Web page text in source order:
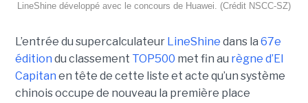
LineShine développé avec le concours de Huawei. (Crédit NSCC‑SZ)
L’entrée du supercalculateur LineShine dans la 67e
édition du classement TOP500 met fin au règne d’El
Capitan en tête de cette liste et acte qu’un système
chinois occupe de nouveau la première place